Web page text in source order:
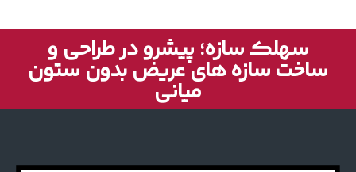
سهلک سازه؛ پیشرو در طراحی و
ساخت سازه های عریض بدون ستون
میانی